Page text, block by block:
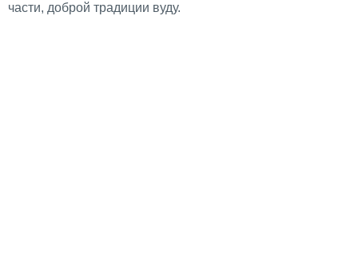
части, доброй традиции вуду.